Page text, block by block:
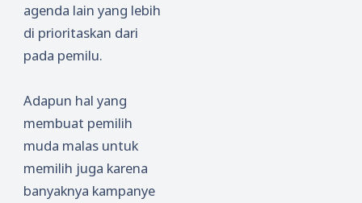
agenda lain yang lebih
di prioritaskan dari
pada pemilu.
Adapun hal yang
membuat pemilih
muda malas untuk
memilih juga karena
banyaknya kampanye